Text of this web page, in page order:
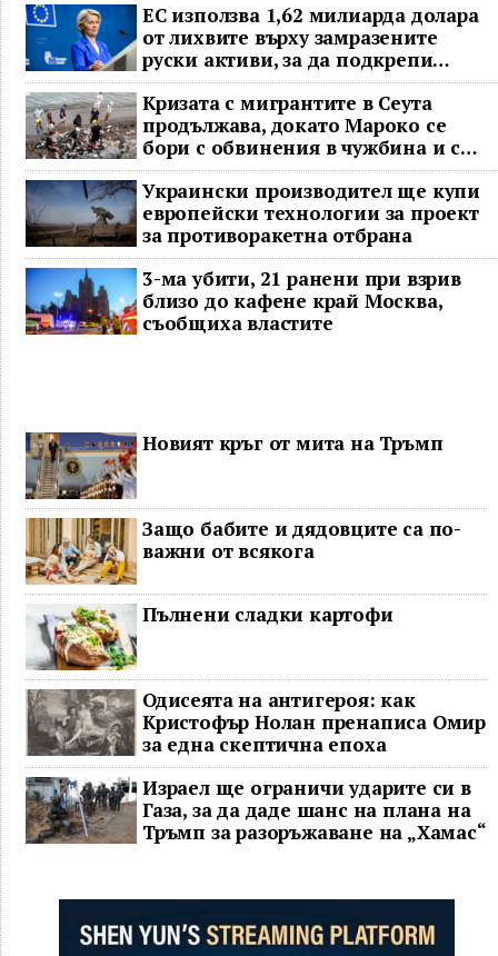
ЕС използва 1,62 милиарда долара
от лихвите върху замразените
руски активи, за да подкрепи
Украйна
Кризата с мигрантите в Сеута
продължава, докато Мароко се
бори с обвинения в чужбина и с
гнева у дома
Украински производител ще купи
европейски технологии за проект
за противоракетна отбрана
3-ма убити, 21 ранени при взрив
близо до кафене край Москва,
съобщиха властите
Новият кръг от мита на Тръмп
Защо бабите и дядовците са по-
важни от всякога
Пълнени сладки картофи
Одисеята на антигероя: как
Кристофър Нолан пренаписа Омир
за една скептична епоха
Израел ще ограничи ударите си в
Газа, за да даде шанс на плана на
Тръмп за разоръжаване на „Хамас“